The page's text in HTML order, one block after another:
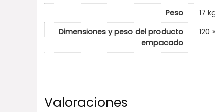
Peso
17
Dimensiones y peso del producto
empacado
120
Valoraciones